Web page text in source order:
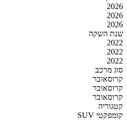
2026
2026
2026
שנת השקה
2022
2022
2022
סוג מרכב
קרוסאובר
קרוסאובר
קרוסאובר
קטגוריה
SUV קומפקטי